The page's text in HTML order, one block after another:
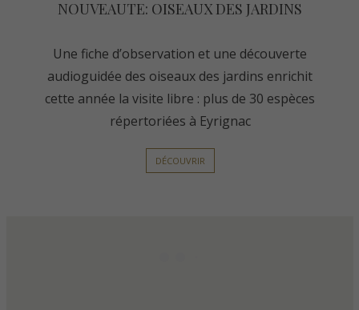
NOUVEAUTE: OISEAUX DES JARDINS
Une fiche d’observation et une découverte
audioguidée des oiseaux des jardins enrichit
cette année la visite libre : plus de 30 espèces
répertoriées à Eyrignac
DÉCOUVRIR